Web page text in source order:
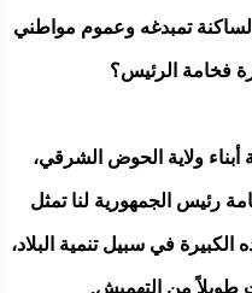
لساكنة تمبدغه وعموم مواطني
فخامة الرئيس؟
ولاية الحوض الشرقي،
رئيس الجمهورية لنا تمثل
الكبيرة في سبيل تنمية البلاد،
طويلاً من التهميش.